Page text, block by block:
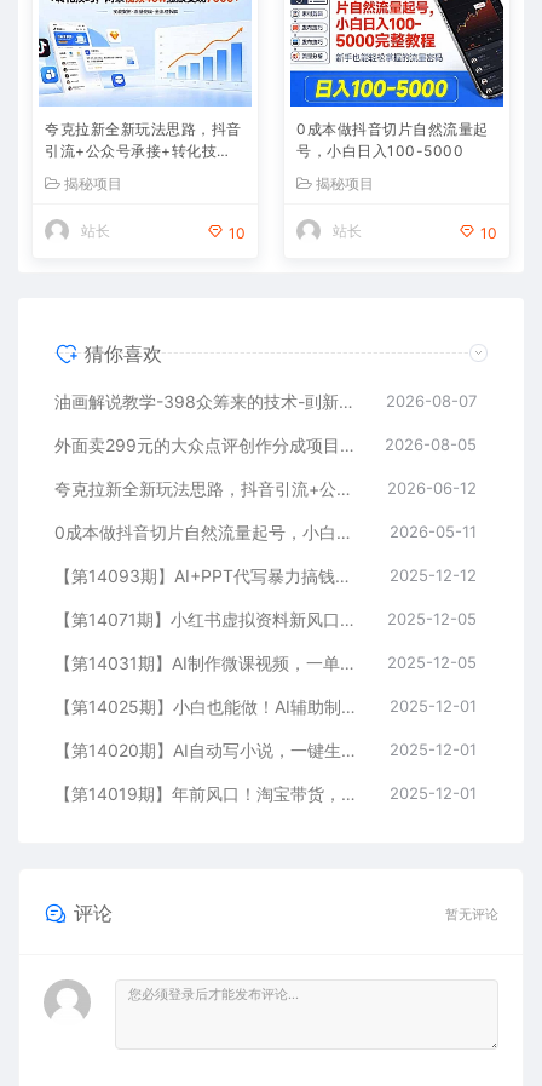
夸克拉新全新玩法思路，抖音
引流+公众号承接+转化技
000+
揭秘项目
站长 10
0成本做抖音切片自然流量起
号，小白日入100-5000
揭秘项目
站长 10
猜你喜欢
油画解说教学-398众筹来的技术-刯新：选题×对标×素材×文案×配音×剪辑×2天开精选×7天通9项权益 2026-08-07
外面卖299元的大众点评创作分成项目：注册养号×开通分成×打卡激活×AI批量笔记×次日见收益，月入1w+ 2026-08-05
夸克拉新全新玩法思路，抖音引流+公众号承接+转化技巧，两条视频46w播放 变现7000+ 2026-06-12
0成本做抖音切片自然流量起号，小白日入100-5000 2026-05-11
【第14093期】AI+PPT代写暴力搞钱：无脑套模板月入2万+，月入1-3万实战手册 2025-12-12
【第14071期】小红书虚拟资料新风口，0成本可复制，一人多店跑出稳定1000+玩法 2025-12-05
【第14031期】AI制作微课视频，一单300-1000+，蓝海项目，单子做不完，提供接单渠道！ 2025-12-05
【第14025期】小白也能做！AI辅助制作古风MV，小红薯一单100 2025-12-01
【第14020期】AI自动写小说，一键生成120万字，普通人每月也能躺赚2w+ 2025-12-01
【第14019期】年前风口！淘宝带货，无人直播160小时卖了6万！ 2025-12-01
评论 暂无评论